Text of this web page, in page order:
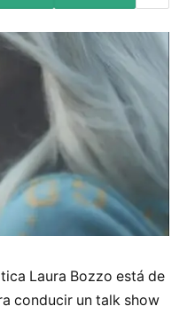
Laura Bozzo está de
conducir un talk show